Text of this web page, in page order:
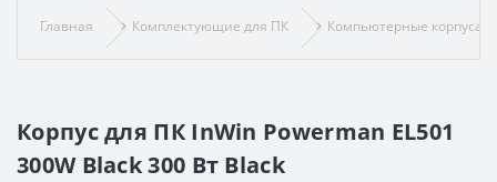
Главная Комплектующие для ПК Компьютерные корпуса
Корпус для ПК InWin Powerman EL501
300W Black 300 Вт Black